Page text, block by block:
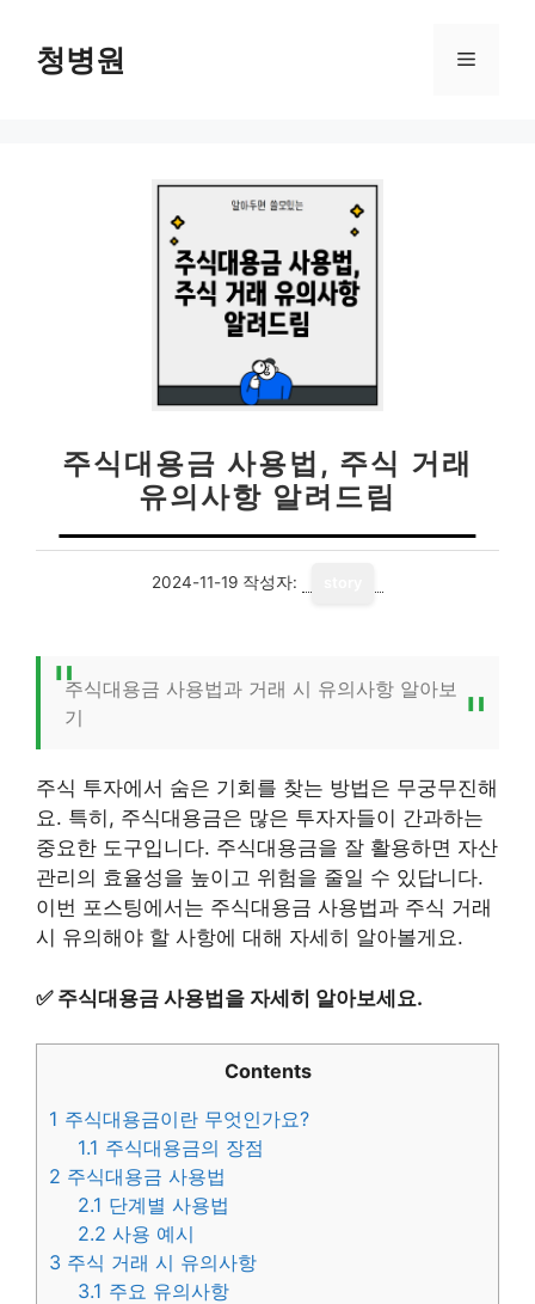
청병원 메
주식대용금 사용법, 주식 거래
유의사항 알려드림
2024-11-19 작성자:
주식대용금 사용법과 거래 시 유의사항 알아보
기
주식 투자에서 숨은 기회를 찾는 방법은 무궁무진해
요. 특히, 주식대용금은 많은 투자자들이 간과하는
중요한 도구입니다. 주식대용금을 잘 활용하면 자산
관리의 효율성을 높이고 위험을 줄일 수 있답니다.
이번 포스팅에서는 주식대용금 사용법과 주식 거래
시 유의해야 할 사항에 대해 자세히 알아볼게요.
✅ 주식대용금 사용법을 자세히 알아보세요.
Contents
1 주식대용금이란 무엇인가요?
1.1 주식대용금의 장점
2 주식대용금 사용법
2.1 단계별 사용법
2.2 사용 예시
3 주식 거래 시 유의사항
3.1 주요 유의사항